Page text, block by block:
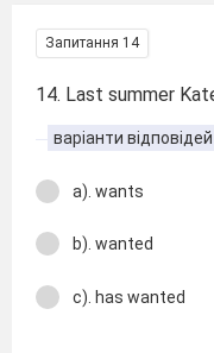
Запитання 14
14. Last summer
варіанти відповідей
a). wants
b). wanted
c). has wanted